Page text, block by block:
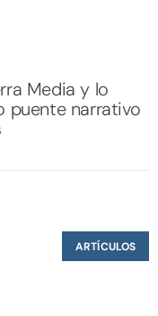
Media y lo
puente narrativo
ARTÍCULOS